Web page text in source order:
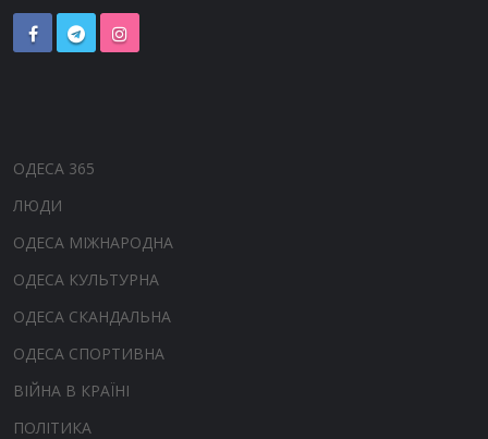
ОДЕСА 365
ЛЮДИ
ОДЕСА МІЖНАРОДНА
ОДЕСА КУЛЬТУРНА
ОДЕСА СКАНДАЛЬНА
ОДЕСА СПОРТИВНА
ВІЙНА В КРАЇНІ
ПОЛІТИКА